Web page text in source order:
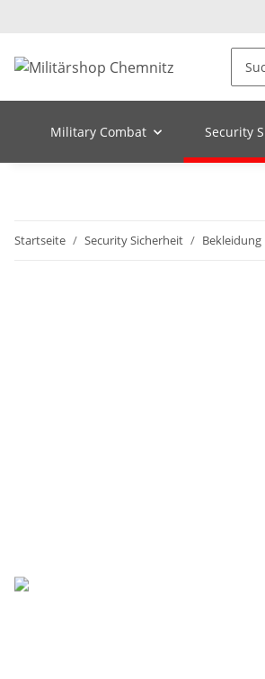
Military Combat Security
Startseite Security Sicherheit